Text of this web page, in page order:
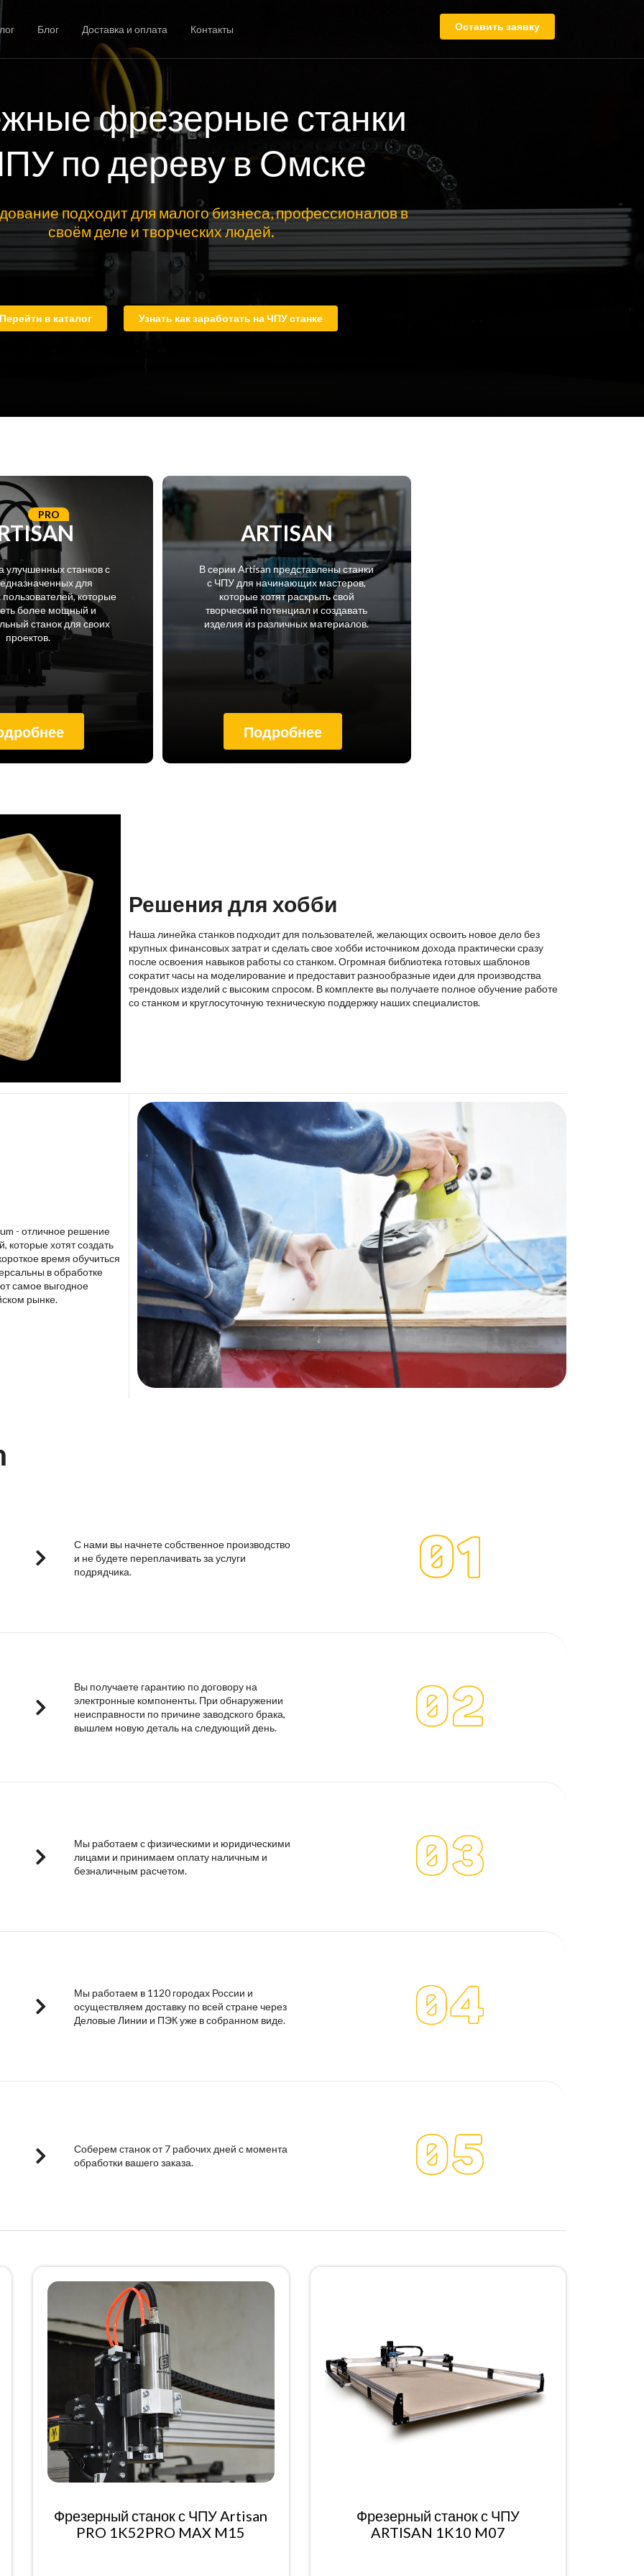
Блог Доставка и оплата Контакты Оставить заявку
фрезерные станки
по дереву в Омске
подходит для малого бизнеса, профессионалов в
своём деле и творческих людей.
Перейти в каталог Узнать как заработать на ЧПУ станке
PRO
улучшенных станков с
для
которые
более мощный и
станок для своих
проектов.
ARTISAN
В серии Artisan представлены станки
с ЧПУ для начинающих мастеров,
которые хотят раскрыть свой
творческий потенциал и создавать
изделия из различных материалов.
Подробнее
Решения для хобби
Наша линейка станков подходит для пользователей, желающих освоить новое дело без
крупных финансовых затрат и сделать свое хобби источником дохода практически сразу
после освоения навыков работы со станком. Огромная библиотека готовых шаблонов
сократит часы на моделирование и предоставит разнообразные идеи для производства
трендовых изделий с высоким спросом. В комплекте вы получаете полное обучение работе
со станком и круглосуточную техническую поддержку наших специалистов.
- отличное решение
хотят создать
время обучиться
в обработке
самое выгодное
рынке.
С нами вы начнете собственное производство
и не будете переплачивать за услуги
подрядчика.
Вы получаете гарантию по договору на
электронные компоненты. При обнаружении
неисправности по причине заводского брака,
вышлем новую деталь на следующий день.
Мы работаем с физическими и юридическими
лицами и принимаем оплату наличным и
безналичным расчетом.
Мы работаем в 1120 городах России и
осуществляем доставку по всей стране через
Деловые Линии и ПЭК уже в собранном виде.
Соберем станок от 7 рабочих дней с момента
обработки вашего заказа.
Фрезерный станок с ЧПУ Artisan
PRO 1K52PRO MAX M15
Фрезерный станок с ЧПУ
ARTISAN 1K10 M07